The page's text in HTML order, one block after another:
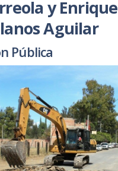
y Enrique
Aguilar
Pública